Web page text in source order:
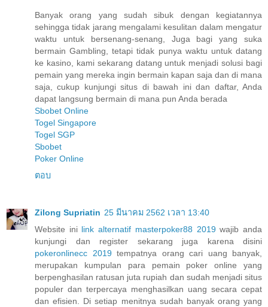
Banyak orang yang sudah sibuk dengan kegiatannya
sehingga tidak jarang mengalami kesulitan dalam mengatur
waktu untuk bersenang-senang, Juga bagi yang suka
bermain Gambling, tetapi tidak punya waktu untuk datang
ke kasino, kami sekarang datang untuk menjadi solusi bagi
pemain yang mereka ingin bermain kapan saja dan di mana
saja, cukup kunjungi situs di bawah ini dan daftar, Anda
dapat langsung bermain di mana pun Anda berada
Sbobet Online
Togel Singapore
Togel SGP
Sbobet
Poker Online
ตอบ
Zilong Supriatin 25 มีนาคม 2562 เวลา 13:40
Website ini link alternatif masterpoker88 2019wajib anda
kunjungi dan register sekarang juga karena disini
pokeronlinecc 2019tempatnya orang cari uang banyak,
merupakan kumpulan para pemain poker online yang
berpenghasilan ratusan juta rupiah dan sudah menjadi situs
populer dan terpercaya menghasilkan uang secara cepat
dan efisien. Di setiap menitnya sudah banyak orang yang